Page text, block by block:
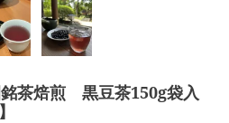
茶焙煎 黒豆茶150g袋入